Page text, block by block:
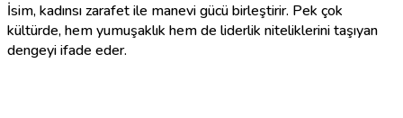
İsim, kadınsı zarafet ile manevi gücü birleştirir. Pek çok
kültürde, hem yumuşaklık hem de liderlik niteliklerini taşıyan
dengeyi ifade eder.